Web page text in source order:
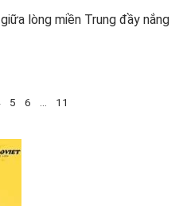
lòng miền Trung đầy nắng
5 6 11